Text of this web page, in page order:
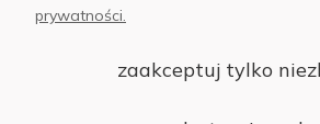
prywatności.
zaakceptuj tylko